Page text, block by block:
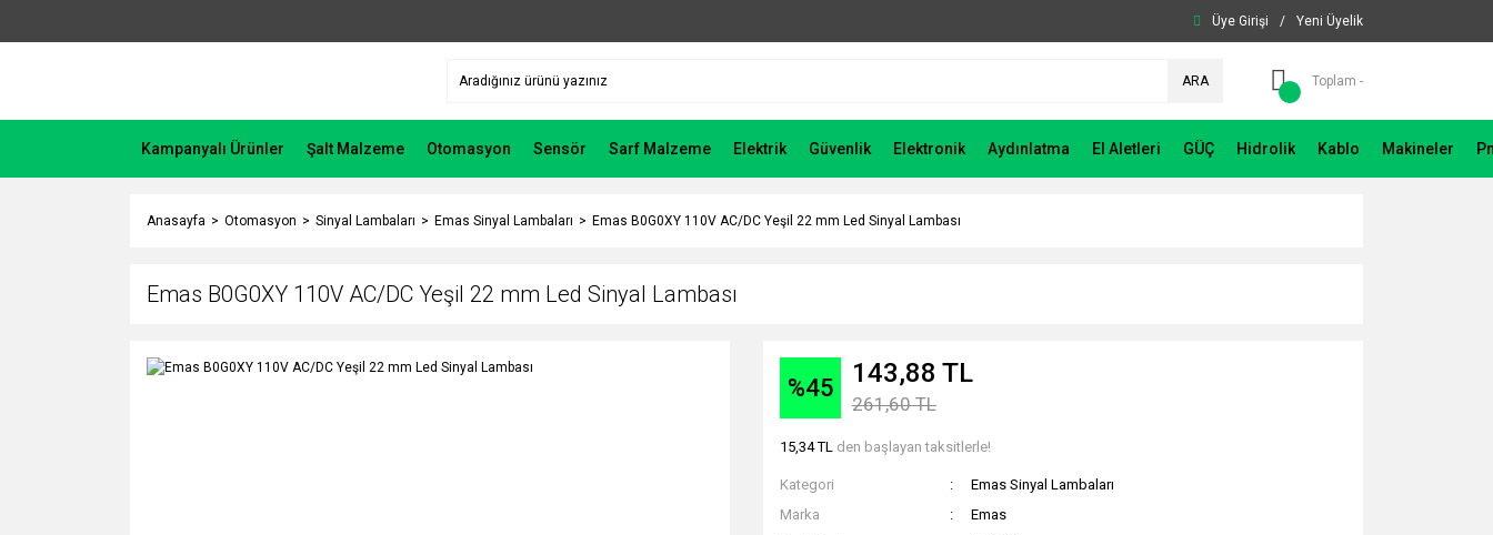
Üye Girişi / Yeni Üyelik
ARA Toplam -
Kampanyalı Ürünler Şalt Malzeme Otomasyon Sensör Sarf Malzeme Elektrik Güvenlik Elektronik Aydınlatma El Aletleri GÜÇ Hidrolik Kablo Makineler
Anasayfa Otomasyon Sinyal Lambaları Emas Sinyal Lambaları Emas B0G0XY 110V AC/DC Yeşil 22 mm Led Sinyal Lambası
Emas B0G0XY 110V AC/DC Yeşil 22 mm Led Sinyal Lambası
%45 143,88 TL
261,60 TL
15,34 TL den başlayan taksitlerle!
Kategori
Emas Sinyal Lambaları
Marka
Emas